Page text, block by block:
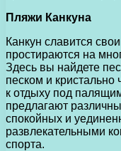
Пляжи Канкуна
Канкун славится
простираются на
Здесь вы найдете
песком и кристально
к отдыху под
предлагают
спокойных и
развлекательными
спорта.